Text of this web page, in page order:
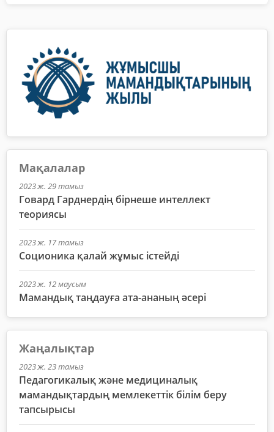
Мақалалар
2023 ж. 29 тамыз
Говард Гарднердің бірнеше интеллект
теориясы
2023 ж. 17 тамыз
Соционика қалай жұмыс істейді
2023 ж. 12 маусым
Мамандық таңдауға ата-ананың әсері
Жаңалықтар
2023 ж. 23 тамыз
Педагогикалық және медициналық
мамандықтардың мемлекеттік білім беру
тапсырысы